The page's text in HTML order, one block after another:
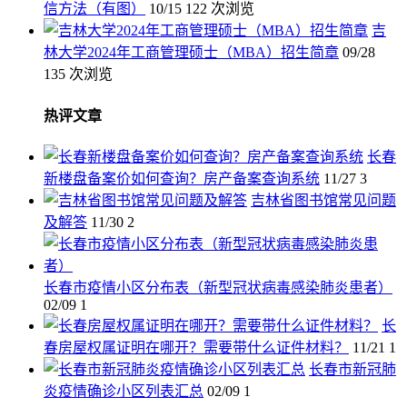
信方法（有图）
10/15 122 次浏览
吉
林大学2024年工商管理硕士（MBA）招生简章 09/28
135 次浏览
热评文章
长春
新楼盘备案价如何查询？房产备案查询系统 11/27 3
吉林省图书馆常见问题
及解答 11/30 2
长春市疫情小区分布表（新型冠状病毒感染肺炎患者）
02/09 1
长
春房屋权属证明在哪开？需要带什么证件材料？
11/21 1
长春市新冠肺
炎疫情确诊小区列表汇总 02/09 1